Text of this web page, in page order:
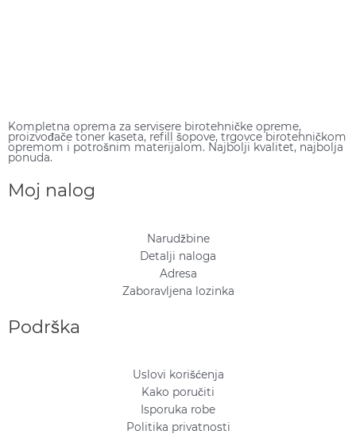
Kompletna oprema za servisere birotehničke opreme,
proizvođače toner kaseta, refill šopove, trgovce birotehničkom
opremom i potrošnim materijalom. Najbolji kvalitet, najbolja
ponuda.
Moj nalog
Narudžbine
Detalji naloga
Adresa
Zaboravljena lozinka
Podrška
Uslovi korišćenja
Kako poručiti
Isporuka robe
Politika privatnosti